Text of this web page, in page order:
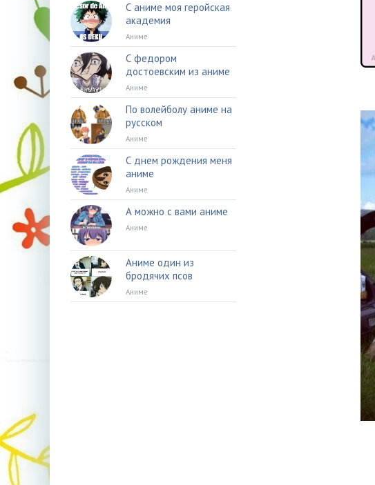
С аниме моя геройская
академия
Аниме
С федором
достоевским из аниме
Аниме
По волейболу аниме на
русском
Аниме
С днем рождения меня
аниме
Аниме
А можно с вами аниме
Аниме
Аниме один из
бродячих псов
Аниме